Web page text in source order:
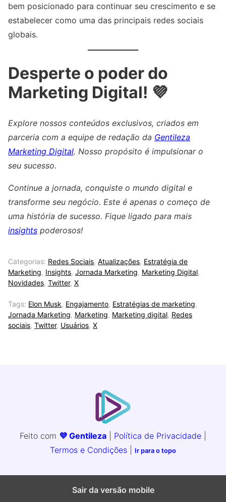
bem posicionado para continuar seu crescimento e se
estabelecer como uma das principais redes sociais
globais.
Desperte o poder do
Marketing Digital! 💜
Explore nossos conteúdos exclusivos, criados em
parceria com a equipe de redação da Gentileza
Marketing Digital. Nosso propósito é impulsionar o
seu sucesso.
Continue a jornada, conquiste o mundo digital e
transforme seu negócio. Este é apenas o começo de
uma história de sucesso. Fique ligado para mais
insights poderosos!
Categorias: Redes Sociais, Atualizações, Estratégia de
Marketing, Insights, Jornada Marketing, Marketing Digital,
Novidades, Twitter, X
Tags: Elon Musk, Engajamento, Estratégias de marketing,
Jornada Marketing, Marketing, Marketing digital, Redes
sociais, Twitter, Usuários, X
Feito com 💜 Gentileza Política de Privacidade
Termos e Condições
Ir para o topo
Sair da versão mobile